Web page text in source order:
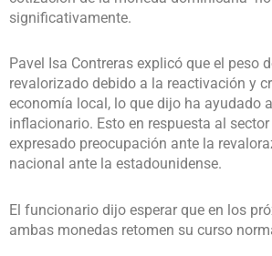
significativamente.
Pavel Isa Contreras explicó que el peso
revalorizado debido a la reactivación y
economía local, lo que dijo ha ayudado
inflacionario. Esto en respuesta al
expresado preocupación ante la
nacional ante la estadounidense.
El funcionario dijo esperar que en los
ambas monedas retomen su curso